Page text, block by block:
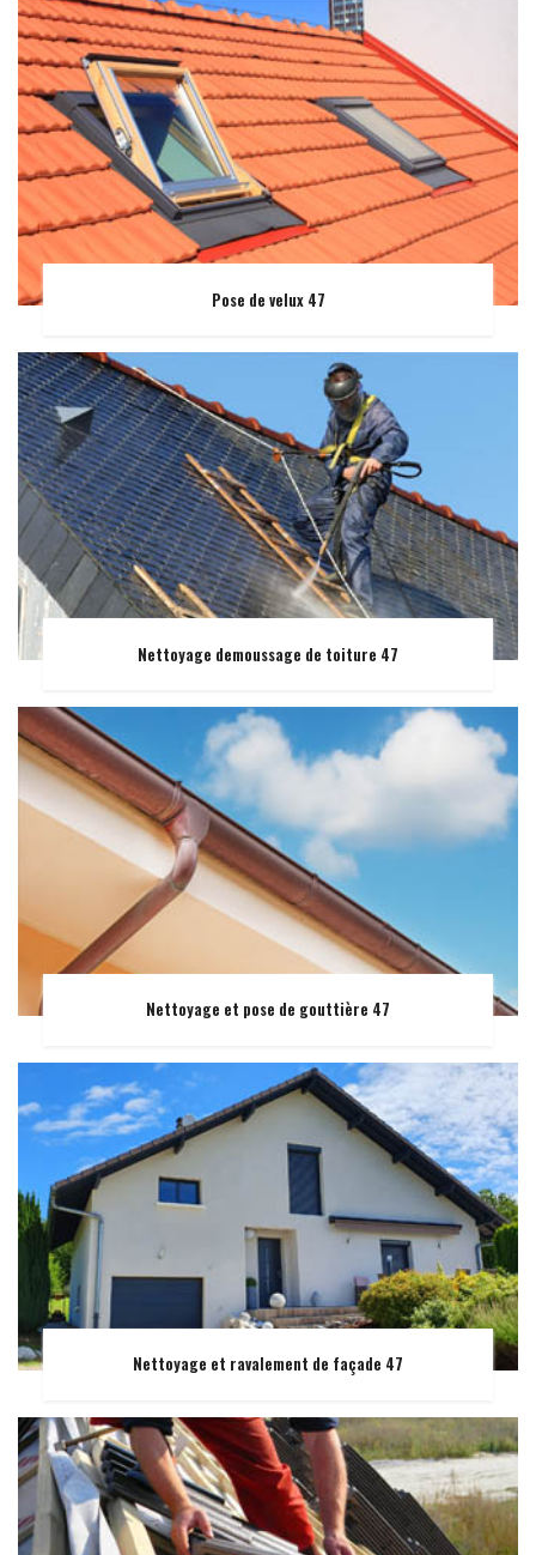
Pose de velux 47
Nettoyage demoussage de toiture 47
Nettoyage et pose de gouttière 47
Nettoyage et ravalement de façade 47